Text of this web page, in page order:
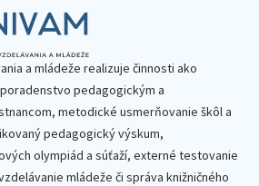
a mládeže realizuje činnosti ako
pedagogickým a
metodické usmerňovanie škôl a
pedagogický výskum,
olympiád a súťaží, externé testovanie
mládeže či správa knižničného